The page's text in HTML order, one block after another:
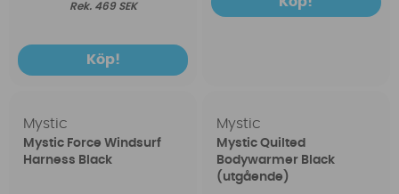
469 SEK
Köp!
Mystic
Mystic Force Windsurf
Harness Black
Mystic
Mystic Quilted
Bodywarmer Black
(utgående)